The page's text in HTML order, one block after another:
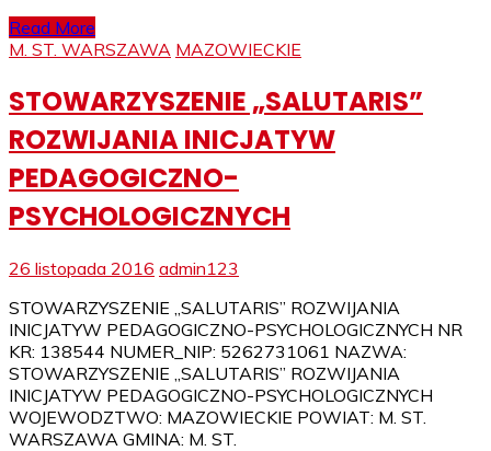
Read More
M. ST. WARSZAWA MAZOWIECKIE
STOWARZYSZENIE „SALUTARIS”
ROZWIJANIA INICJATYW
PEDAGOGICZNO-
PSYCHOLOGICZNYCH
26 listopada 2016 admin123
STOWARZYSZENIE „SALUTARIS” ROZWIJANIA
INICJATYW PEDAGOGICZNO-PSYCHOLOGICZNYCH NR
KR: 138544 NUMER_NIP: 5262731061 NAZWA:
STOWARZYSZENIE „SALUTARIS” ROZWIJANIA
INICJATYW PEDAGOGICZNO-PSYCHOLOGICZNYCH
WOJEWODZTWO: MAZOWIECKIE POWIAT: M. ST.
WARSZAWA GMINA: M. ST.